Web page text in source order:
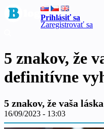
Prihlásiť sa
Zaregistrovať sa
5 znakov, že
definitívne
5 znakov, že vaša
16/09/2023 - 13:03